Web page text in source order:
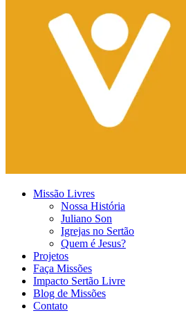
Missão Livres
Nossa História
Juliano Son
Igrejas no Sertão
Quem é Jesus?
Projetos
Faça Missões
Impacto Sertão Livre
Blog de Missões
Contato